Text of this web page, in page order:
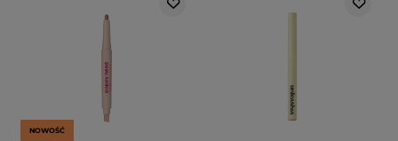
NOWOŚĆ